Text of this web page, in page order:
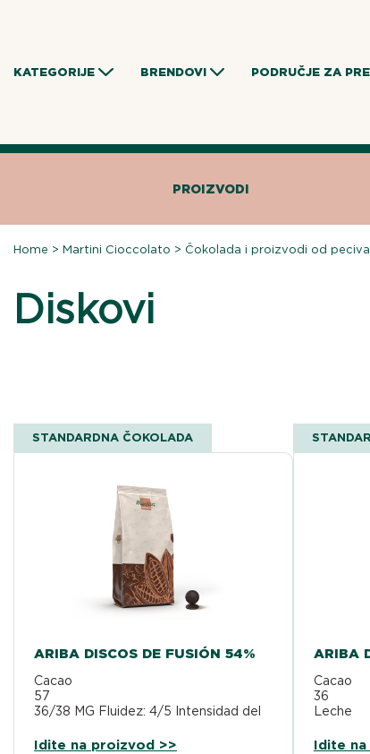
KATEGORIJE BRENDOVI PODRUČJE ZA
PROIZVODI
Home >Martini Cioccolato > Čokolada i proizvodi od peciva
Diskovi
STANDARDNA ČOKOLADA
ARIBA DISCOS DE FUSIÓN 54%
Cacao
57 %
36/38 MG Fluidez: 4/5 Intensidad del
Idite na proizvod >>
ARIBA
Cacao
Leche
36/38
Idite